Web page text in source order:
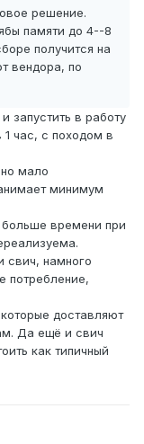
решение.
памяти до 4--8
получится на
вендора, по
запустить в работу
час, с походом в
мало
минимум
больше времени при
свич, намного
потребление,
доставляют
Да ещё и свич
как типичный